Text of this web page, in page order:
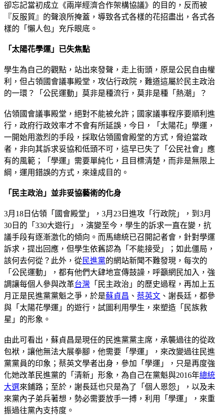
卻忘記當初成立《兩岸經濟合作架構協議》的目的，反而被
『反服貿』的聲浪所掩蓋，導致各式各樣的花招盡出，各式各
樣的「懶人包」充斥眼底。
「太陽花學運」已失焦點
學生為自己的觀點，站出來發聲，走上街頭，原是公民自由權
利，但占領國會議事殿堂，攻佔行政院，難道這屬於民主政治
的一環？「公民運動」莫非是種流行，莫非是種「熱潮」？
佔領國會議事殿堂，絕對不能被允許；國家議事程序要順利進
行，政府行政效率才不會有所延誤，今日，「太陽花」學運，
一開始用激烈的手段，採取佔領國會殿堂的方式，脅迫當政
者，非向其訴求妥協和低頭不可，這早已失了「公民社會」應
有的風範；「學運」需要單純化，且目標清楚，而非是無限上
綱，運用錯誤的方式，來達成目的。
「民主政治」並非妥協藝術的化身
3月18日佔領「國會殿堂」，3月23日進攻「行政院」，到3月
30日的「330大遊行」，演變至今，學生的訴求一直在變，抗
議手段有逐漸激化的傾向。而馬總統已召開記者會，針對學運
訴求，提出回應，但學生依舊認為「不能接受」；如此僵局，
該何去何從？此外，從民進黨的網站新聞不難發現，每次的
「公民運動」，都有他們大肆地宣傳鼓譟，呼籲網民加入，強
調讓每個人參與改革台灣 「民主政治」的歷史過程，再加上五
月正是民進黨黨魁之爭，於是蘇貞昌 、 蔡英文 、謝長廷，都參
與「太陽花學運」的遊行，試圖利用學生，來塑造「民族救
星」的形象。
由此可看出，蘇貞昌是現任的民進黨黨主席，承襲過往的從政
包袱，讓他無法大展拳腳，他需要「學運」，來改變過往民進
黨黨員的印象；蔡英文學者出身，參加「學運」，只是再度強
化她改革民進黨的「清新」形象，為自己在黨魁與2016年總統
大選來鋪路；至於，謝長廷也只是為了「個人恩怨」，以及未
來黨內子弟兵著想，勢必需要放手一搏，利用「學運」，來重
振過往黨內支持度。